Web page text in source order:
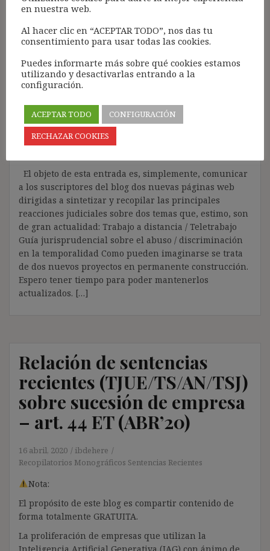
«Teletrabajo» y «Guía
Jurisprudencial abuso /
discriminación en la
temporalidad»
El objeto de esta entrada es, simplemente, comunicar
a los suscriptores del blog dos nuevas páginas web
dirigidas a sintetizar y recopilar las principales
reacciones judiciales sobre dos temas que, estimo, son
de gran actualidad: Trabajo a distancia / Teletrabajo
Guía jurisprudencial sobre el abuso / discriminación
en la temporalidad Como pueden imaginarse se trata
de dos nuevos proyectos en permanente construcción.
Espero tener tiempo para poder mantenerlos
actualizados. […]
Relación de sentencias
recientes (TJUE/TS/AN/TSJ)
sobre sucesión de empresa
– art. 44 ET (ABR’20)
16 abril, 2020
ibdehere
Recopilatorios Monográficos Sentencias Recientes
Nota:
El propósito de este blog es compartir contenido de
forma totalmente GRATUITA.
La proliferación de empresas que utilizan la
Inteligencia Artificial Generativa (IAG) con ánimo de
en nuestra web.
Al hacer clic en “ACEPTAR TODO”, nos das tu
consentimiento para usar todas las cookies.
Puedes informarte más sobre qué cookies estamos
utilizando y desactivarlas entrando a la
configuración.
ACEPTAR TODO
CONFIGURACIÓN
RECHAZAR COOKIES